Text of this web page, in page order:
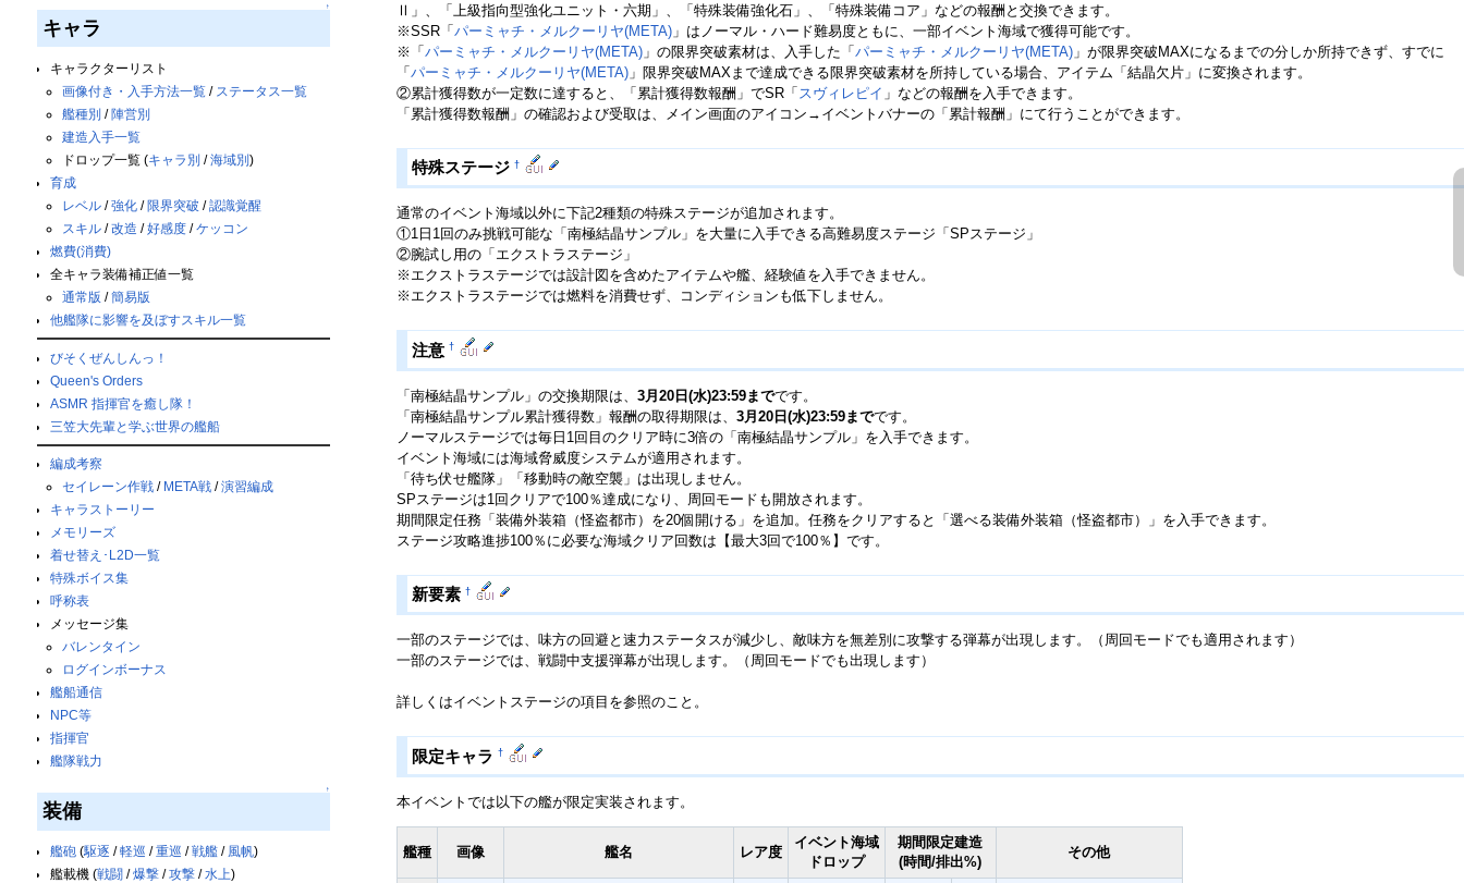
↑
キャラ
キャラクターリスト
画像付き・入手方法一覧 / ステータス一覧
艦種別 / 陣営別
建造入手一覧
ドロップ一覧 (キャラ別 /海域別)
育成
レベル /強化 / 限界突破 /認識覚醒
スキル /改造 /好感度 /ケッコン
燃費(消費)
全キャラ装備補正値一覧
通常版 /簡易版
他艦隊に影響を及ぼすスキル一覧
びそくぜんしんっ！
Queen's Orders
ASMR 指揮官を癒し隊！
三笠大先輩と学ぶ世界の艦船
編成考察
セイレーン作戦 / META戦 /演習編成
キャラストーリー
メモリーズ
着せ替え･L2D一覧
特殊ボイス集
呼称表
メッセージ集
バレンタイン
ログインボーナス
艦船通信
NPC等
指揮官
艦隊戦力
↑
装備
艦砲 (駆逐 /軽巡 /重巡 /戦艦/ 風帆)
艦載機 (戦闘 /爆撃/攻撃/水上)
Ⅱ」、「上級指向型強化ユニット・六期」、「特殊装備強化石」、「特殊装備コア」などの報酬と交換できます。
※SSR「パーミャチ・メルクーリヤ(META)」はノーマル・ハード難易度ともに、一部イベント海域で獲得可能です。
※「パーミャチ・メルクーリヤ(META)」の限界突破素材は、入手した「パーミャチ・メルクーリヤ(META)」が限界突破MAXになるまでの分しか所持できず、すでに
「パーミャチ・メルクーリヤ(META)」限界突破MAXまで達成できる限界突破素材を所持している場合、アイテム「結晶欠片」に変換されます。
②累計獲得数が一定数に達すると、「累計獲得数報酬」でSR「 スヴィレピイ 」などの報酬を入手できます。
「累計獲得数報酬」の確認および受取は、メイン画面のアイコン→イベントバナーの「累計報酬」にて行うことができます。
特殊ステージ†
通常のイベント海域以外に下記2種類の特殊ステージが追加されます。
①1日1回のみ挑戦可能な「南極結晶サンプル」を大量に入手できる高難易度ステージ「SPステージ」
②腕試し用の「エクストラステージ」
※エクストラステージでは設計図を含めたアイテムや艦、経験値を入手できません。
※エクストラステージでは燃料を消費せず、コンディションも低下しません。
注意†
「南極結晶サンプル」の交換期限は、 3月20日(水)23:59までです。
「南極結晶サンプル累計獲得数」報酬の取得期限は、 3月20日(水)23:59までです。
ノーマルステージでは毎日1回目のクリア時に3倍の「南極結晶サンプル」を入手できます。
イベント海域には海域脅威度システムが適用されます。
「待ち伏せ艦隊」「移動時の敵空襲」は出現しません。
SPステージは1回クリアで100％達成になり、周回モードも開放されます。
期間限定任務「装備外装箱（怪盗都市）を20個開ける」を追加。任務をクリアすると「選べる装備外装箱（怪盗都市）」を入手できます。
ステージ攻略進捗100％に必要な海域クリア回数は【最大3回で100％】です。
新要素†
一部のステージでは、味方の回避と速力ステータスが減少し、敵味方を無差別に攻撃する弾幕が出現します。（周回モードでも適用されます）
一部のステージでは、戦闘中支援弾幕が出現します。（周回モードでも出現します）
詳しくはイベントステージの項目を参照のこと。
限定キャラ†
本イベントでは以下の艦が限定実装されます。
艦種 画像 艦名 レア度
イベント海域
ドロップ
期間限定建造
(時間/排出%)
その他